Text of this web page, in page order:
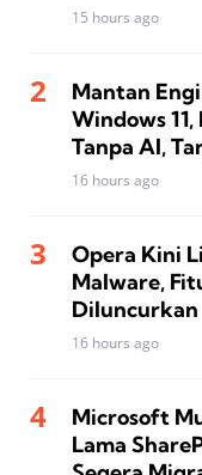
15 hours ago
Mantan
Windows
Tanpa AI,
16 hours ago
Opera Kini
Malware,
Diluncurkan
16 hours ago
Microsoft
Lama